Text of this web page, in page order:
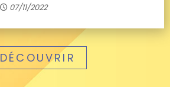
07/11/2022
DÉCOUVRIR